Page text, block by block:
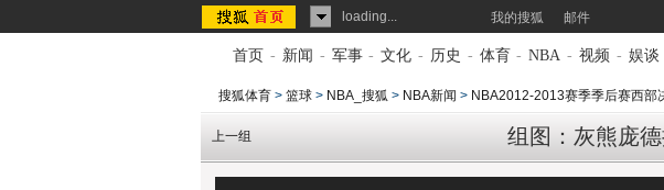
loading... 我的搜狐 邮件
首页 - 新闻 - 军事 - 文化 - 历史 - 体育 - NBA - 视频 - 娱谈
搜狐体育 > 篮球 > NBA_搜狐 > NBA新闻 > NBA2012-2013赛季季后赛西部
组图：灰熊庞
上一组